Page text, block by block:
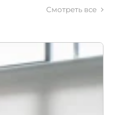
Смотреть все